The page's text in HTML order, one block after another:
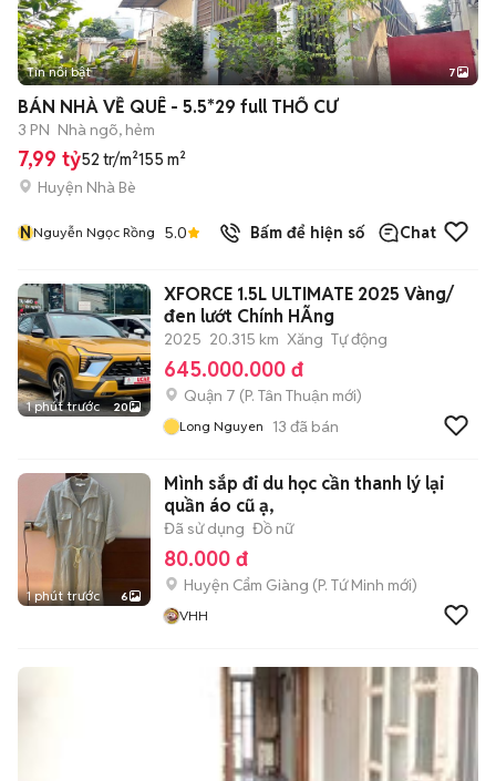
+2
Tin nổi bật 7
BÁN NHÀ VỀ QUÊ - 5.5*29 full THỔ CƯ
3 PN Nhà ngõ, hẻm
7,99 tỷ52 tr/m²155 m²
Huyện Nhà Bè
NNguyễn Ngọc Rồng 5.0 Bấm để hiện số Chat
1 phút trước 20
XFORCE 1.5L ULTIMATE 2025 Vàng/
đen lướt Chính HÃng
2025 20.315 km Xăng Tự động
645.000.000 đ
Quận 7 (P. Tân Thuận mới)
Long Nguyen 13 đã bán
1 phút trước 6
Mình sắp đi du học cần thanh lý lại
quần áo cũ ạ,
Đã sử dụng Đồ nữ
80.000 đ
Huyện Cẩm Giàng (P. Tứ Minh mới)
VHH